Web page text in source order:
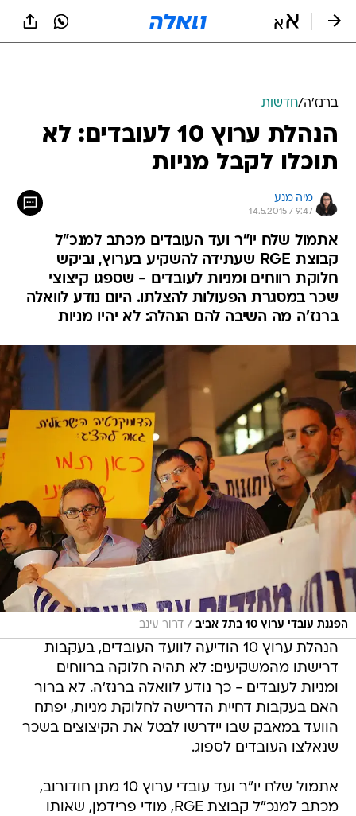
ברנז'ה/חדשות
הנהלת ערוץ 10 לעובדים: לא
תוכלו לקבל מניות
מיה מנע
14.5.2015 / 9:47
אתמול שלח יו"ר ועד העובדים מכתב למנכ"ל
קבוצת RGE שעתידה להשקיע בערוץ, וביקש
חלוקת רווחים ומניות לעובדים - שספגו קיצוצי
שכר במסגרת הפעולות להצלתו. היום נודע לוואלה
ברנז'ה מה השיבה להם הנהלה: לא יהיו מניות
הפגנת עובדי ערוץ 10 בתל אביב / דרור עינב
הנהלת ערוץ 10 הודיעה לוועד העובדים, בעקבות
דרישתו מהמשקיעים: לא תהיה חלוקה ברווחים
ומניות לעובדים - כך נודע לוואלה ברנז'ה. לא ברור
האם בעקבות דחיית הדרישה לחלוקת מניות, יפתח
הוועד במאבק שבו יידרשו לבטל את הקיצוצים בשכר
שנאלצו העובדים לספוג.
אתמול שלח יו"ר ועד עובדי ערוץ 10 מתן חודורוב,
מכתב למנכ"ל קבוצת RGE, מודי פרידמן, שאותו